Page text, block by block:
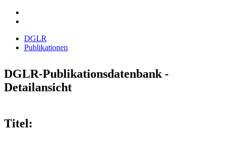
DGLR
Publikationen
DGLR-Publikationsdatenbank -
Detailansicht
Titel: